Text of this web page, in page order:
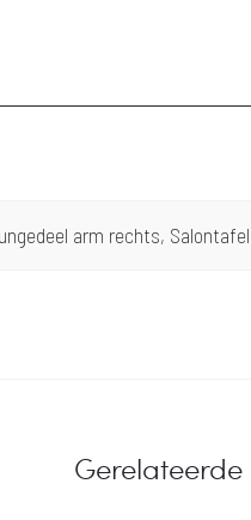
arm rechts, Salontafel